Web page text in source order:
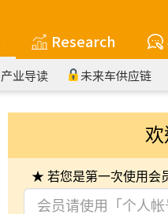
Research
业导读 未来车供应链
★ 若您是第一次使用会